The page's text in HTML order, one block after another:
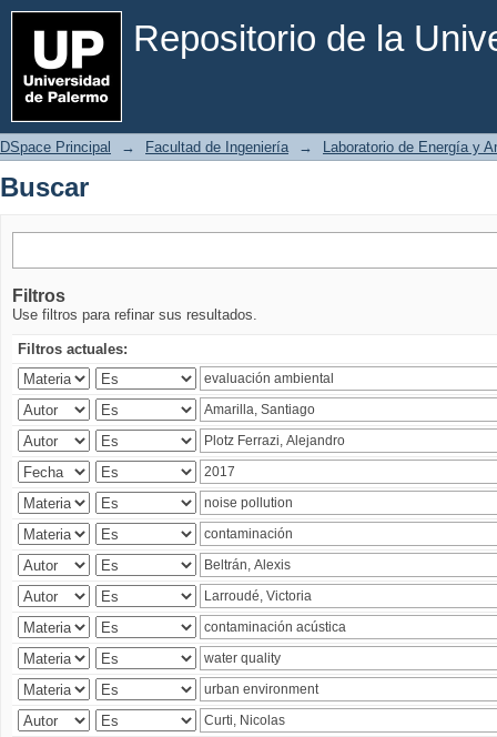
Repositorio de la
Buscar
DSpace Principal → Facultad de Ingeniería → Laboratorio de Energía y
Buscar
Filtros
Use filtros para refinar sus resultados.
Filtros actuales: